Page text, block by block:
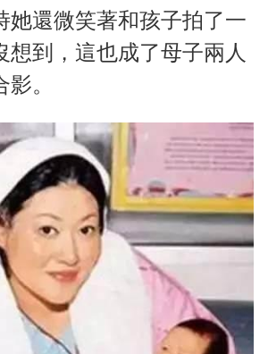
她還微笑著和孩子拍了一
想到，這也成了母子兩人
。